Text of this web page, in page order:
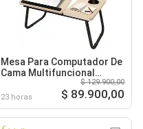
Mesa Para Computador De
Cama Multifuncional
Plegable Ajustable
23 horas
$ 129.900,00
$ 89.900,00